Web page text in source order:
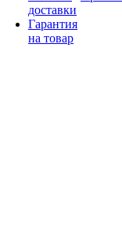
доставки
Гарантия
на товар